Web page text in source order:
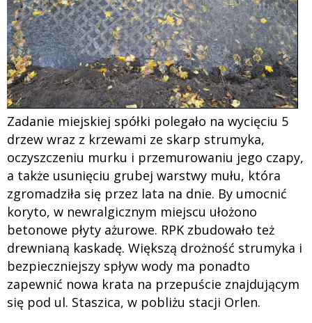
Zadanie miejskiej spółki polegało na wycięciu 5
drzew wraz z krzewami ze skarp strumyka,
oczyszczeniu murku i przemurowaniu jego czapy,
a także usunięciu grubej warstwy mułu, która
zgromadziła się przez lata na dnie. By umocnić
koryto, w newralgicznym miejscu ułożono
betonowe płyty ażurowe. RPK zbudowało też
drewnianą kaskadę. Większą drożność strumyka i
bezpieczniejszy spływ wody ma ponadto
zapewnić nowa krata na przepuście znajdującym
się pod ul. Staszica, w pobliżu stacji Orlen.